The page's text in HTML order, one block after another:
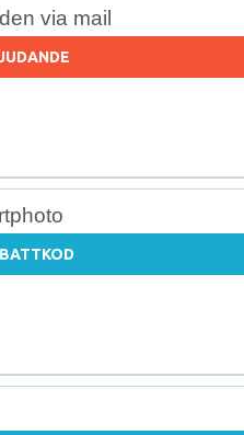
via mail